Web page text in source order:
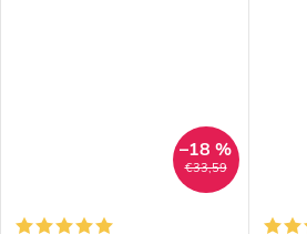
€33,59
–18 %